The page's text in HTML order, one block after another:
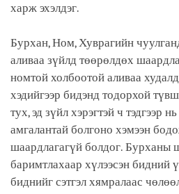
харж эхэлдэг.
Бурхан, Ном, Хуврагийн
аливаа зүйлд төөрөлдөх
номтой холбоотой аливаа
хэдийгээр бидэнд тодорхой
тух, эд зүйл хэрэгтэй ч тэдгээр
амгалантай болгоно хэмээн
шаардлагагүй болдог.
баримтлахаар хүлээсэн бидний
биднийг сэтгэл хямралаас